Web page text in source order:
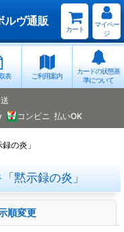
ルヴ通販
カート
マイペー
ジ
表 ご利用案内
カードの状態基
準について
コンビニ 払いOK
の炎」
黙示録の炎」
順変更